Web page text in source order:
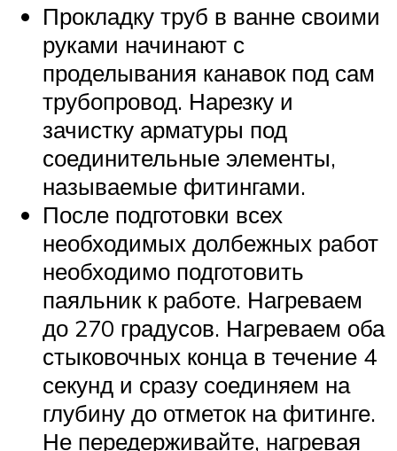
Прокладку труб в ванне своими
руками начинают с
проделывания канавок под сам
трубопровод. Нарезку и
зачистку арматуры под
соединительные элементы,
называемые фитингами.
После подготовки всех
необходимых долбежных работ
необходимо подготовить
паяльник к работе. Нагреваем
до 270 градусов. Нагреваем оба
стыковочных конца в течение 4
секунд и сразу соединяем на
глубину до отметок на фитинге.
Не передерживайте, нагревая